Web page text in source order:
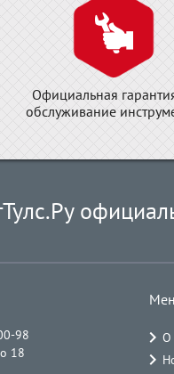
Официальная
обслуживание
98
18
О